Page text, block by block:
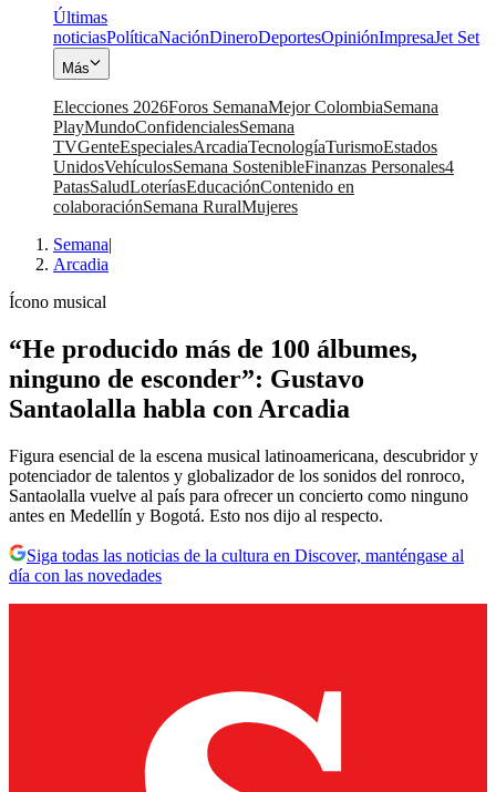
Últimas
noticiasPolíticaNaciónDineroDeportesOpiniónImpresaJet Set
Más
Elecciones 2026Foros SemanaMejor ColombiaSemana
PlayMundoConfidencialesSemana
TVGenteEspecialesArcadiaTecnologíaTurismoEstados
UnidosVehículosSemana SostenibleFinanzas Personales4
PatasSaludLoteríasEducaciónContenido en
colaboraciónSemana RuralMujeres
Semana|
Arcadia
Ícono musical
“He producido más de 100 álbumes,
ninguno de esconder”: Gustavo
Santaolalla habla con Arcadia
Figura esencial de la escena musical latinoamericana, descubridor y
potenciador de talentos y globalizador de los sonidos del ronroco,
Santaolalla vuelve al país para ofrecer un concierto como ninguno
antes en Medellín y Bogotá. Esto nos dijo al respecto.
Siga todas las noticias de la cultura en Discover, manténgase al
día con las novedades